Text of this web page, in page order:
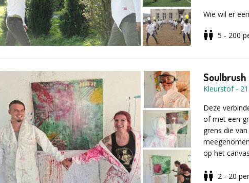
Wie wil er
houding
basispassen
uitval
parades
Voor elke
5 - 200
Kleurstof-
Deze
of met een
grens die
op het
2 - 20